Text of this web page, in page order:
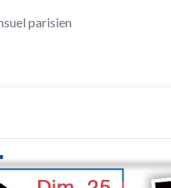
parisien